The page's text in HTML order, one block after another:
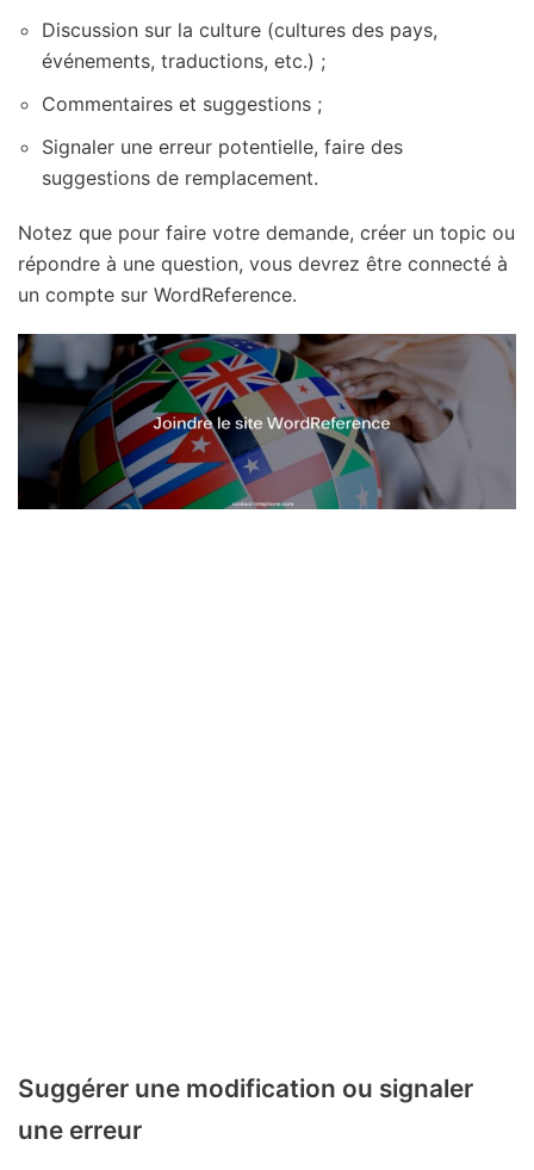
Discussion sur la culture (cultures des pays,
événements, traductions, etc.) ;
Commentaires et suggestions ;
Signaler une erreur potentielle, faire des
suggestions de remplacement.
Notez que pour faire votre demande, créer un topic ou
répondre à une question, vous devrez être connecté à
un compte sur WordReference.
Suggérer une modification ou signaler
une erreur